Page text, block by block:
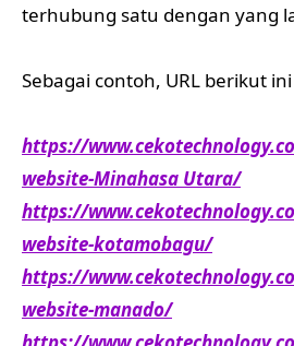
terhubung satu dengan yang
Sebagai contoh, URL berikut
https://
website-Minahasa Utara/
https://
website-kotamobagu/
https://
website-manado/